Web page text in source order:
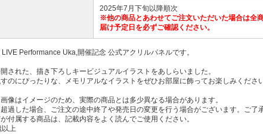
2025年7月下旬以降順次
※他の商品とあわせてご注文いただいた場合は全
届け予定日を必ずご確認ください。
Performance Uka,開催記念 公式アクリルパネルです。
された、描き下ろしキービジュアルイラストをあしらいました。
のにぴったりな、メモリアルなイラストをぜひお部屋に飾ってお楽しみくださ
像はイメージのため、実際の商品とは多少異なる場合があります。
過した場合、ご注文の途中終了や発売日の変更を行う場合がございます。ご了
付属する商品は、記載内容をよく読んでご使用ください。
上